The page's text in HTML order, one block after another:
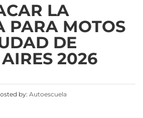
LA
PARA MOTOS
DE
2026
by: Autoescuela